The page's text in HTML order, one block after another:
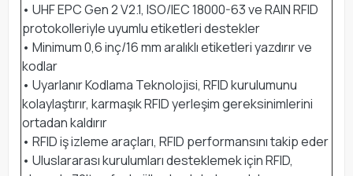
• UHF EPC Gen 2 V2.1, ISO/IEC 18000-63 ve RAIN RFID
protokolleriyle uyumlu etiketleri destekler
• Minimum 0,6 inç/16 mm aralıklı etiketleri yazdırır ve
kodlar
• Uyarlanır Kodlama Teknolojisi, RFID kurulumunu
kolaylaştırır, karmaşık RFID yerleşim gereksinimlerini
ortadan kaldırır
• RFID iş izleme araçları, RFID performansını takip eder
• Uluslararası kurulumları desteklemek için RFID,